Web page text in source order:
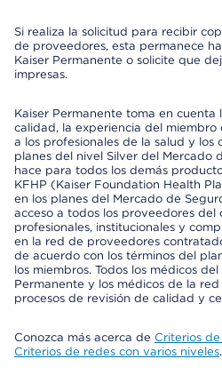
Si realiza la solicitud para recibir
de proveedores, esta permanece
Kaiser Permanente o solicite que
impresas.
Kaiser Permanente toma en cuenta
calidad, la experiencia del miembro
a los profesionales de la salud y los
planes del nivel Silver del Mercado
hace para todos los demás
KFHP (Kaiser Foundation Health
en los planes del Mercado de
acceso a todos los proveedores del
profesionales, institucionales y
en la red de proveedores
de acuerdo con los términos del
los miembros. Todos los médicos
Permanente y los médicos de la
procesos de revisión de calidad y
Conozca más acerca de Criterios
Criterios de redes con varios niveles.